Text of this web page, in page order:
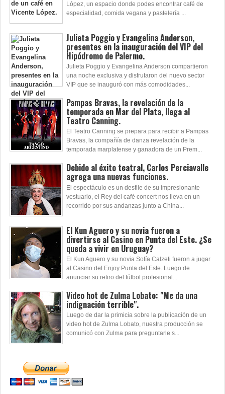
López, un espacio donde podes encontrar café de
especialidad, comida vegana y pastelería ...
Julieta Poggio y Evangelina Anderson,
presentes en la inauguración del VIP del
Hipódromo de Palermo.
Julieta Poggio y Evangelina Anderson compartieron
una noche exclusiva y disfrutaron del nuevo sector
VIP que se inauguró con más comodidades...
Pampas Bravas, la revelación de la
temporada en Mar del Plata, llega al
Teatro Canning.
El Teatro Canning se prepara para recibir a Pampas
Bravas, la compañía de danza revelación de la
temporada marplatense y ganadora de un Prem...
Debido al éxito teatral, Carlos Perciavalle
agrega una nuevas funciones.
El espectáculo es un desfile de su impresionante
vestuario, el Rey del café concert nos lleva en un
recorrido por sus andanzas junto a China...
El Kun Aguero y su novia fueron a
divertirse al Casino en Punta del Este. ¿Se
queda a vivir en Uruguay?
El Kun Aguero y su novia Sofía Calzeti fueron a jugar
al Casino del Enjoy Punta del Este. Luego de
anunciar su retiro del fútbol profesional...
Video hot de Zulma Lobato: "Me da una
indignación terrible".
Luego de dar la primicia sobre la publicación de un
video hot de Zulma Lobato, nuestra producción se
comunicó con Zulma para preguntarle s...